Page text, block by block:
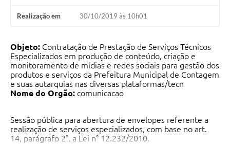
Realização em 30/10/2019 às 10h01
Objeto: Contratação de Prestação de Serviços Técnicos
Especializados em produção de conteúdo, criação e
monitoramento de mídias e redes sociais para gestão dos
produtos e serviços da Prefeitura Municipal de Contagem
e suas autarquias nas diversas plataformas/tecn
Nome do Orgão: comunicacao
Sessão pública para abertura de envelopes referente a
realização de serviços especializados, com base no art.
14, parágrafo 2°, a Lei n° 12.232/2010.